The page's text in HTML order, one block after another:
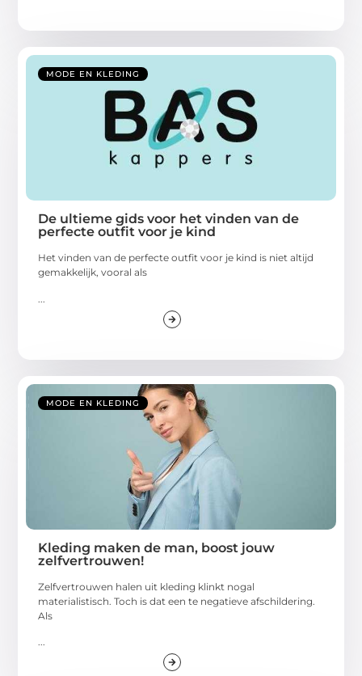
MODE EN KLEDING
De ultieme gids voor het vinden van de
perfecte outfit voor je kind
Het vinden van de perfecte outfit voor je kind is niet altijd
gemakkelijk, vooral als
MODE EN KLEDING
Kleding maken de man, boost jouw
zelfvertrouwen!
Zelfvertrouwen halen uit kleding klinkt nogal
materialistisch. Toch is dat een te negatieve afschildering.
Als
...